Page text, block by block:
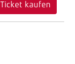
Ticket kaufen